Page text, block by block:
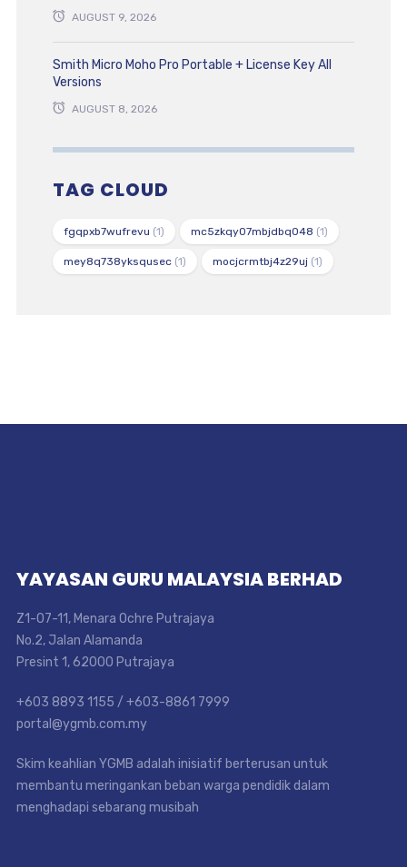
AUGUST 9, 2026
Smith Micro Moho Pro Portable + License Key All
Versions
AUGUST 8, 2026
TAG CLOUD
fgqpxb7wufrevu (1) mc5zkqy07mbjdbq048 (1)
mey8q738yksqusec(1) mocjcrmtbj4z29uj(1)
YAYASAN GURU MALAYSIA BERHAD
Z1-07-11, Menara Ochre Putrajaya
No.2, Jalan Alamanda
Presint 1, 62000 Putrajaya
+603 8893 1155 / +603-8861 7999
portal@ygmb.com.my
Skim keahlian YGMB adalah inisiatif berterusan untuk
membantu meringankan beban warga pendidik dalam
menghadapi sebarang musibah